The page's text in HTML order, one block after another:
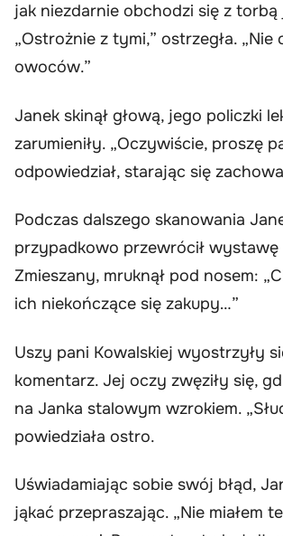
jak niezdarnie obchodzi się z torbą
„Ostrożnie z tymi,” ostrzegła.
owoców.”
Janek skinął głową, jego policzki
zarumieniły. „Oczywiście, proszę
odpowiedział, starając się
Podczas dalszego skanowania
przypadkowo przewrócił
Zmieszany, mruknął pod nosem:
ich niekończące się zakupy…”
Uszy pani Kowalskiej wyostrzyły
komentarz. Jej oczy zwęziły się,
na Janka stalowym wzrokiem.
powiedziała ostro.
Uświadamiając sobie swój błąd,
jąkać przepraszając. „Nie miałem